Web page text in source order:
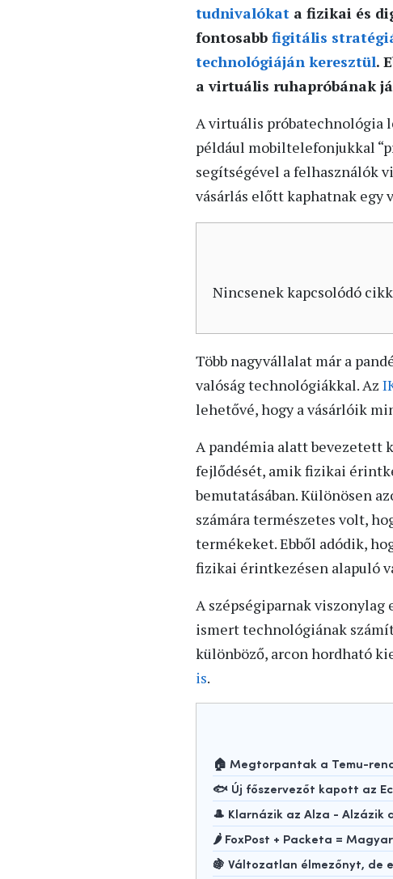
tudnivalókat a fizikai és
fontosabb figitális
technológiáján keresztül.
a virtuális ruhapróbának
A virtuális próbatechnológia
például mobiltelefonjukkal
segítségével a felhasználók
vásárlás előtt kaphatnak egy
Nincsenek kapcsolódó
Több nagyvállalat már a
valóság technológiákkal. Az
lehetővé, hogy a vásárlóik
A pandémia alatt bevezetett
fejlődését, amik fizikai
bemutatásában. Különösen
számára természetes volt,
termékeket. Ebből adódik,
fizikai érintkezésen alapuló
A szépségiparnak
ismert technológiának
különböző, arcon hordható
is.
🏠 Megtorpantak a Temu-
🐟 Új főszervezőt kapott az
🎩 Klarnázik az Alza - Alzázik
🌶️ FoxPost + Packeta =
🍇 Változatlan élmezőnyt, de